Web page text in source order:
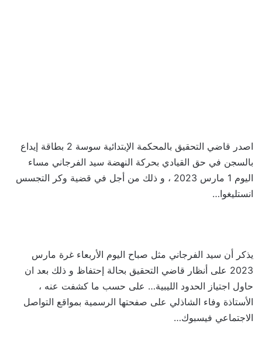
اصدر قاضي التحقيق بالمحكمة الإبتدائية سوسة 2 بطاقة إيداع
بالسجن في حق القيادي بحركة النهضة سيد الفرجاني مساء
اليوم 1 مارس 2023 ، و ذلك من أجل في قضية وكر التجسس
انستليغوا…
يذكر أن سيد الفرجاني مثل صباح اليوم الأربعاء غرة مارس
2023 على أنظار قاضي التحقيق بحالة إحتفاظ و ذلك بعد ان
حاول اجتياز الحدود الليبية… على حسب ما كشفت عنه ،
الأستاذة وفاء الشاذلي على صفحتها الرسمية بمواقع التواصل
الاجتماعي فيسبوك…